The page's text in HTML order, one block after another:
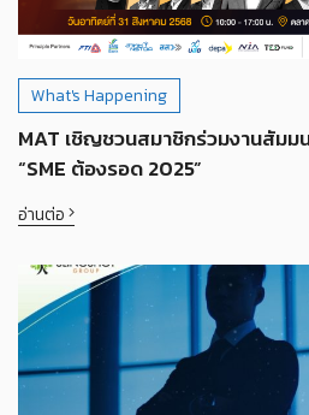
What's Happening
MAT เชิญชวนสมาชิกร่วมงานสัมม
“SME ต้องรอด 2025”
อ่านต่อ